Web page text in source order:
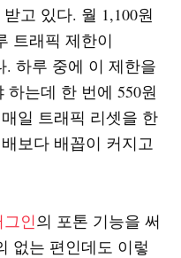
고 있다. 월 1,100원
트래픽 제한이
. 하루 중에 이 제한을
는데 한 번에 550원
일 트래픽 리셋을 한
보다 배꼽이 커지고
인의 포톤 기능을 써
없는 편인데도 이렇